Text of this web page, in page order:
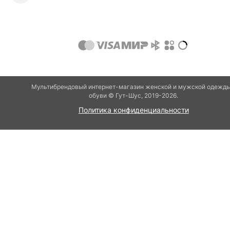
Мультибрендовый интернет-магазин женской и мужской
обуви © Гут-Шуc, 2019-2026.
Политика конфиденциальности